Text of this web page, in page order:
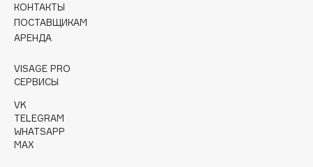
Cunzite
Curaprox
D
d'Alba
DABO
DARLING*
КОНТАКТЫ
ПОСТАВЩИКАМ
АРЕНДА
VISAGE PRO
СЕРВИСЫ
VK
TELEGRAM
WHATSAPP
MAX